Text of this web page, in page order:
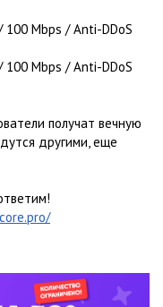
100 Mbps / Anti-DDoS
100 Mbps / Anti-DDoS
получат вечную
другими, еще